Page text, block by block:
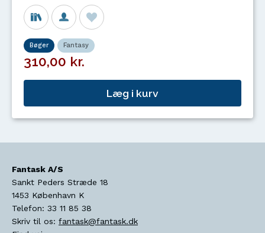
Bøger Fantasy
310,00 kr.
Læg i kurv
Fantask A/S
Sankt Peders Stræde 18
1453 København K
Telefon: 33 11 85 38
Skriv til os: fantask@fantask.dk